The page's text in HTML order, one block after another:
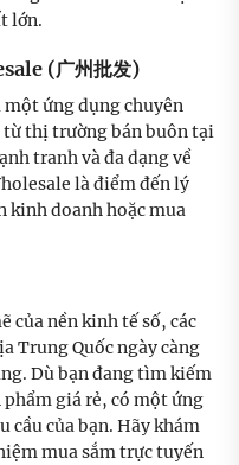
lớn.
(广州批发)
ứng dụng chuyên
từ thị trường bán buôn tại
tranh và đa dạng về
là điểm đến lý
kinh doanh hoặc mua
của nền kinh tế số, các
Trung Quốc ngày càng
Dù bạn đang tìm kiếm
giá rẻ, có một ứng
cầu của bạn. Hãy khám
mua sắm trực tuyến